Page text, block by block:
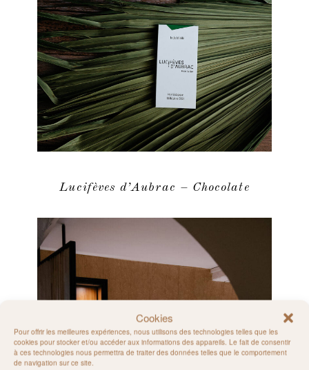
Cookies
Pour offrir les meilleures expériences, nous utilisons des technologies telles que les
cookies pour stocker et/ou accéder aux informations des appareils. Le fait de consentir
à ces technologies nous permettra de traiter des données telles que le comportement
de navigation sur ce site.
Lucifèves d’Aubrac – Chocolate